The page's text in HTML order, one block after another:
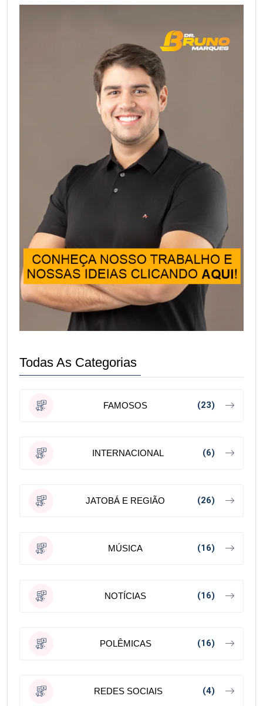
Todas As Categorias
FAMOSOS (23)
INTERNACIONAL (6)
JATOBÁ E REGIÃO (26)
MÚSICA (16)
NOTÍCIAS (16)
POLÊMICAS (16)
REDES SOCIAIS (4)